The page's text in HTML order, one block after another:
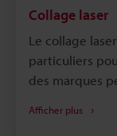
Collage laser
Le collage
particuliers
des marques
couramment
Afficher plus